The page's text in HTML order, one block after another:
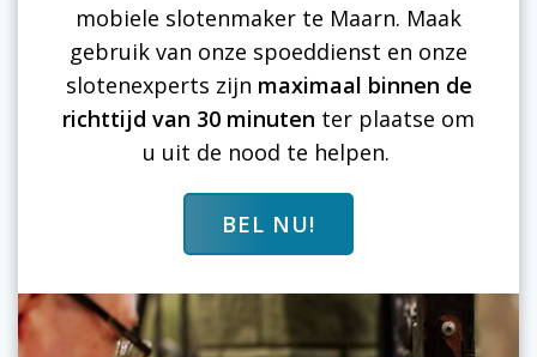
mobiele slotenmaker te Maarn. Maak
gebruik van onze spoeddienst en onze
slotenexperts zijn maximaal binnen de
richttijd van 30 minuten ter plaatse om
u uit de nood te helpen.
BEL NU!